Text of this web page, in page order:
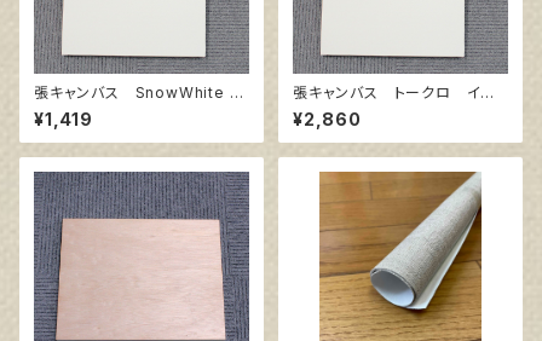
張キャンバス SnowWhite S
PC（綿・ポリエステル） F8 4
55㎜×380㎜
¥1,419
張キャンバス トークロ イエ
ロー 10号
¥2,860